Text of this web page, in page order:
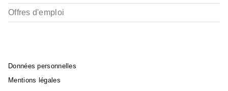
Offres d'emploi
Données personnelles
Mentions légales